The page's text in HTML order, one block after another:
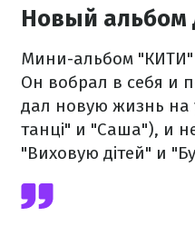
Новый альбом
Мини-альбом "КИТИ"
Он вобрал в себя и
дал новую жизнь на
танці" и "Саша"), и
"Виховую дітей" и